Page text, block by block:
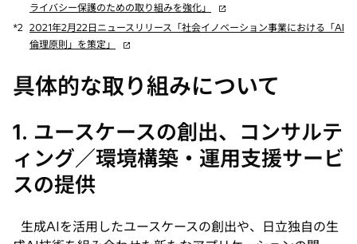
ライバシー保護のための取り組みを強化」
新
し
で
く
*2 2021年2月22日ニュースリリース「社会イノベーション事業における「AI
倫理原則」を策定」
新
い
タ
で
く
具体的な取り組みについて
1. ユースケースの創出、コンサルテ
ィング／環境構築・運用支援サービ
スの提供
生成AIを活用したユースケースの創出や、日立独自の生